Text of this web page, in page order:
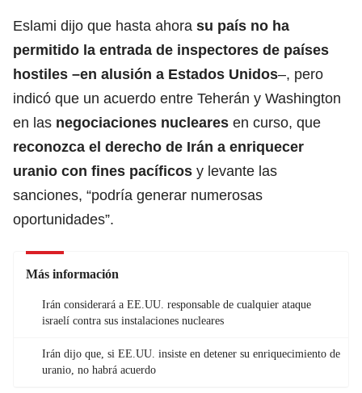
Eslami dijo que hasta ahora su país no ha
permitido la entrada de inspectores de países
hostiles –en alusión a Estados Unidos–, pero
indicó que un acuerdo entre Teherán y Washington
en las negociaciones nucleares en curso, que
reconozca el derecho de Irán a enriquecer
uranio con fines pacíficos y levante las
sanciones, “podría generar numerosas
oportunidades”.
Más información
Irán considerará a EE.UU. responsable de cualquier ataque
israelí contra sus instalaciones nucleares
Irán dijo que, si EE.UU. insiste en detener su enriquecimiento de
uranio, no habrá acuerdo